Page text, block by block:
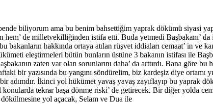
biliyorum ama bu benim bahsettiğim yaprak dökümü siyasi
de milletvekilliğinden istifa etti. Buda yetmedi Başbakanı’
bakanların hakkında ortaya atılan rüşvet iddiaları cemaat’ in ve
eleştirmeleri bütün bunların üstüne 3 bakanın istifası ile
zaten var olan sorunlarını daha’ da arttırdı. Bana göre
bir yazısında bu yangını söndürelim, biz kardeşiz diye
adımdır. İkinci yol hükümet yavaş yavaş zayıflayıp bu yaprak
tekrar başa dönme riski’ de getirecek. Bir diğer yolda
yol açacak, Selam ve Dua ile